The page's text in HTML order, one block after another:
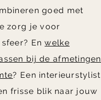
goed met
zorg je voor
Enwelke
bij de afmetingen
? Een interieurstylist
frisse blik naar jouw